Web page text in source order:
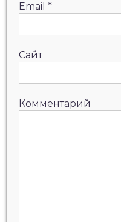
Email *
Сайт
Комментарий